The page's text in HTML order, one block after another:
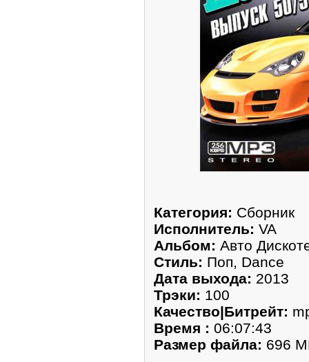
Категория: Сборник
Исполнитель: VA
Альбом: Авто
Стиль: Поп, Dance
Дата выхода: 2013
Трэки: 100
Качество|Битрейт:
Время : 06:07:43
Размер файла: 696